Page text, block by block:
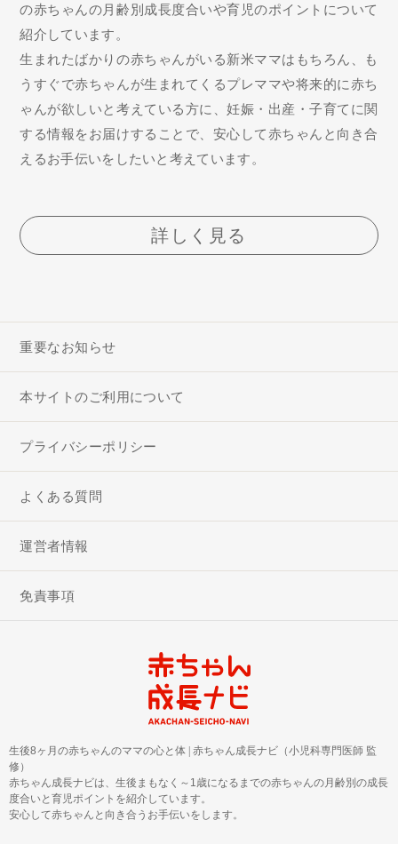
の赤ちゃんの月齢別成長度合いや育児のポイントについて
紹介しています。
生まれたばかりの赤ちゃんがいる新米ママはもちろん、も
うすぐで赤ちゃんが生まれてくるプレママや将来的に赤ち
ゃんが欲しいと考えている方に、妊娠・出産・子育てに関
する情報をお届けすることで、安心して赤ちゃんと向き合
えるお手伝いをしたいと考えています。
詳しく見る
重要なお知らせ
本サイトのご利用について
プライバシーポリシー
よくある質問
運営者情報
免責事項
生後8ヶ月の赤ちゃんのママの心と体 | 赤ちゃん成長ナビ（小児科専門医師 監
修）
赤ちゃん成長ナビは、生後まもなく～1歳になるまでの赤ちゃんの月齢別の成長
度合いと育児ポイントを紹介しています。
安心して赤ちゃんと向き合うお手伝いをします。